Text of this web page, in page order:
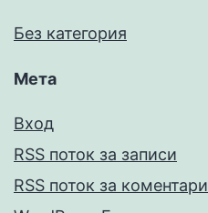
Без категория
Мета
Вход
RSS поток за записи
RSS поток за коментари